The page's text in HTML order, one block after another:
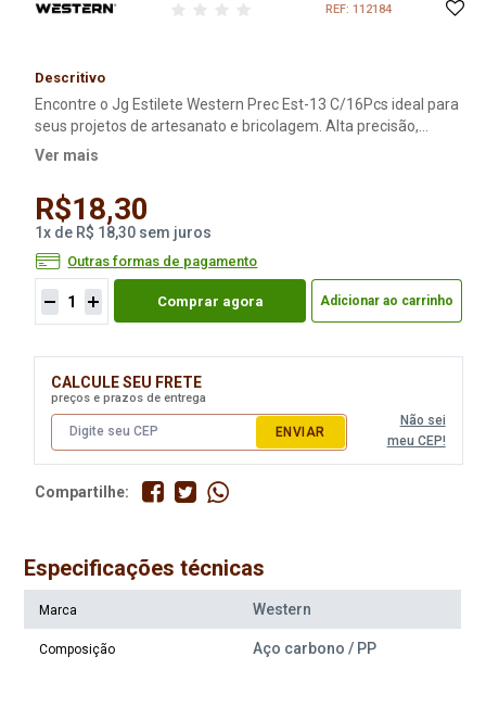
REF: 112184
Descritivo
Encontre o Jg Estilete Western Prec Est-13 C/16Pcs ideal para
seus projetos de artesanato e bricolagem. Alta precisão,
versatilidade e durabilidade em um só conjunto. Compre
Estojo com 3 Cabos e 13 Lâminas.
Ver mais
R$18,30
1x de R$ 18,30 sem juros
Outras formas de pagamento
Comprar agora Adicionar ao carrinho
CALCULE SEU FRETE
preços e prazos de entrega
ENVIAR
Não sei
meu CEP!
Compartilhe:
Especificações técnicas
Marca Western
Composição Aço carbono / PP